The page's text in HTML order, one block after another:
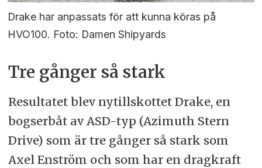
Drake har anpassats för att kunna köras på
HVO100. Foto: Damen Shipyards
Tre gånger så stark
Resultatet blev nytillskottet Drake, en
bogserbåt av ASD-typ (Azimuth Stern
Drive) som är tre gånger så stark som
Axel Enström och som har en dragkraft